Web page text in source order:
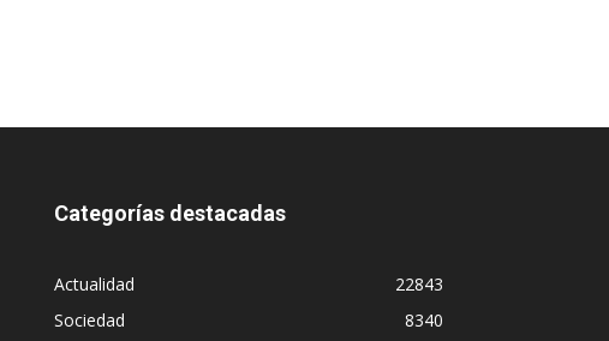
Categorías destacadas
Actualidad
22843
Sociedad
8340